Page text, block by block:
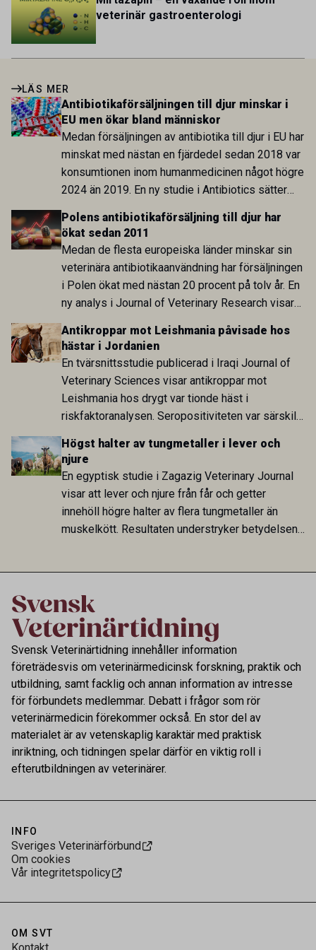
veterinär gastroenterologi
LÄS MER
Antibiotikaförsäljningen till djur minskar i
EU men ökar bland människor
Medan försäljningen av antibiotika till djur i EU har
minskat med nästan en fjärdedel sedan 2018 var
konsumtionen inom humanmedicinen något högre
2024 än 2019. En ny studie i Antibiotics sätter
utvecklingen inom de båda sektorerna sida vid
sida och pekar på en obalans i EU:s One Health-
arbete.
Polens antibiotikaförsäljning till djur har
ökat sedan 2011
Medan de flesta europeiska länder minskar sin
veterinära antibiotikaanvändning har försäljningen
i Polen ökat med nästan 20 procent på tolv år. En
ny analys i Journal of Veterinary Research visar
att skillnaden mot lågförbrukarländer som
Sverige är fortsatt stor.
Antikroppar mot Leishmania påvisade hos
hästar i Jordanien
En tvärsnittsstudie publicerad i Iraqi Journal of
Veterinary Sciences visar antikroppar mot
Leishmania hos drygt var tionde häst i
riskfaktoranalysen. Seropositiviteten var särskilt
hög i Zarqa och statistiskt kopplad till bland
annat stallhållning. Resultaten visar att hästarna
har exponerats för parasiten – men inte att de
fungerar som reservoarer eller bidrar till
smittspridning.
Högst halter av tungmetaller i lever och
njure
En egyptisk studie i Zagazig Veterinary Journal
visar att lever och njure från får och getter
innehöll högre halter av flera tungmetaller än
muskelkött. Resultaten understryker betydelsen
Svensk Veterinärtidning innehåller information
företrädesvis om veterinärmedicinsk forskning, praktik och
utbildning, samt facklig och annan information av intresse
för förbundets medlemmar. Debatt i frågor som rör
veterinärmedicin förekommer också. En stor del av
materialet är av vetenskaplig karaktär med praktisk
inriktning, och tidningen spelar därför en viktig roll i
efterutbildningen av veterinärer.
INFO
Sveriges Veterinärförbund
Om cookies
Vår integritetspolicy
OM SVT
Kontakt